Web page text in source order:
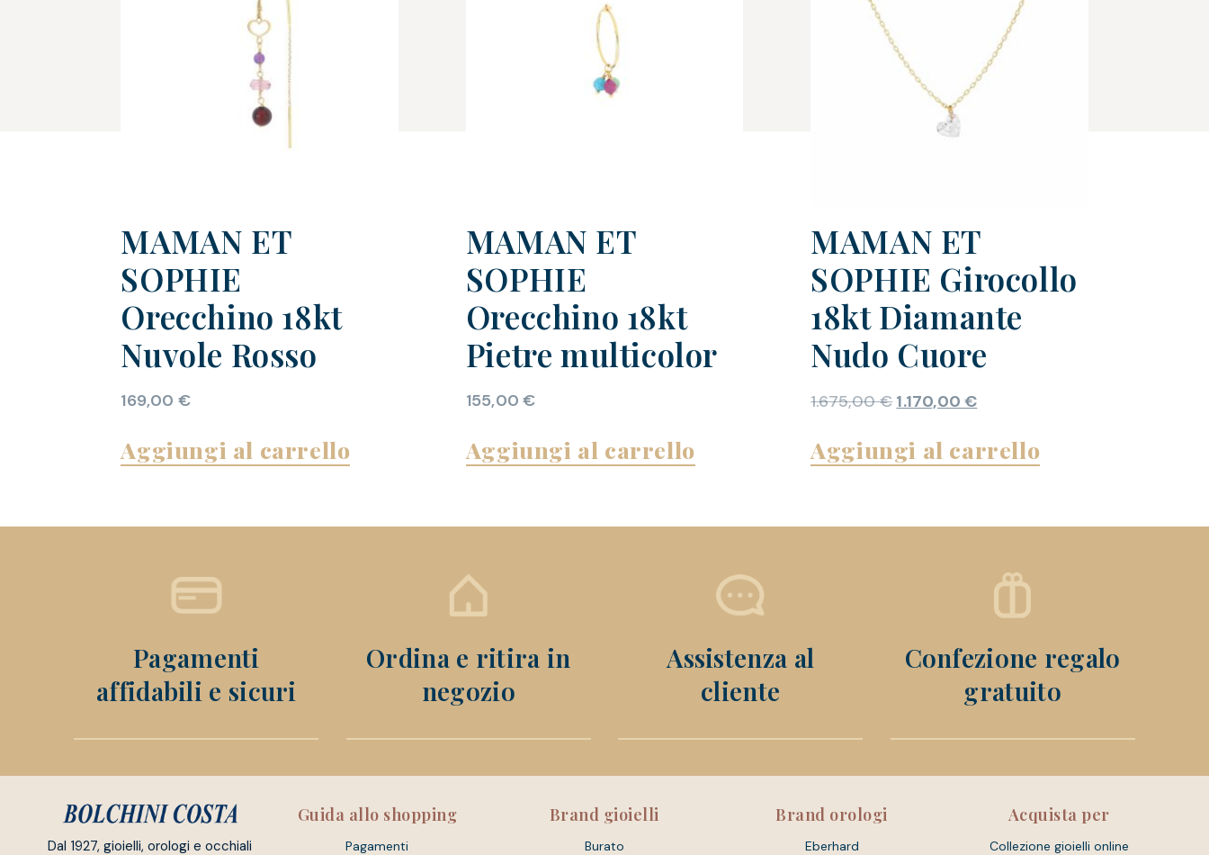
MAMAN ET
SOPHIE
Orecchino 18kt
Nuvole Rosso
169,00 €
Aggiungi al carrello
MAMAN ET
SOPHIE
Orecchino 18kt
Pietre multicolor
155,00€
Aggiungi al carrello
MAMAN ET
SOPHIE Girocollo
18kt Diamante
Nudo Cuore
1.675,00€ 1.170,00€
Aggiungi al carrello
Pagamenti
affidabili e sicuri
Ordina e ritira in
negozio
Assistenza al
cliente
Confezione regalo
gratuito
Dal 1927, gioielli, orologi e occhiali
Guida allo shopping
Pagamenti
Brand gioielli
Burato
Brand orologi
Eberhard
Acquista per
Collezione gioielli online